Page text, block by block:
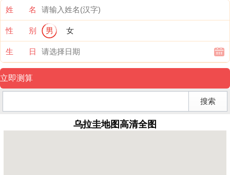
姓 名
性 别 男 女
生 日
乌拉圭地图高清全图